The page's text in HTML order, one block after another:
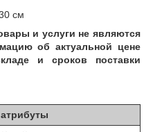
см
и услуги не являются
об актуальной цене
и сроков поставки